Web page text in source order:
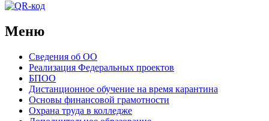
Меню
Сведения об ОО
Реализация Федеральных проектов
БПОО
Дистанционное обучение на время карантина
Основы финансовой грамотности
Охрана труда в колледже